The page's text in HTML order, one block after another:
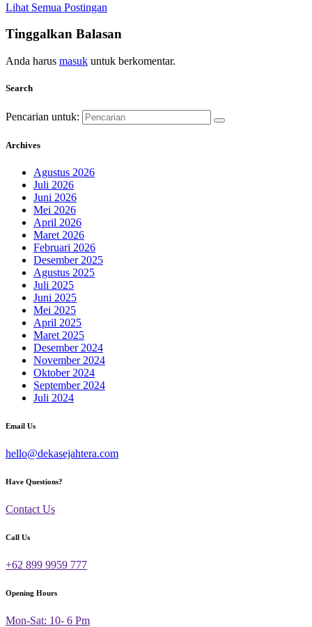
Lihat Semua Postingan
Tinggalkan Balasan
Anda harus masuk untuk berkomentar.
Search
Pencarian untuk:
Archives
Agustus 2026
Juli 2026
Juni 2026
Mei 2026
April 2026
Maret 2026
Februari 2026
Desember 2025
Agustus 2025
Juli 2025
Juni 2025
Mei 2025
April 2025
Maret 2025
Desember 2024
November 2024
Oktober 2024
September 2024
Juli 2024
Email Us
hello@dekasejahtera.com
Have Questions?
Contact Us
Call Us
+62 899 9959 777
Opening Hours
Mon-Sat: 10- 6 Pm